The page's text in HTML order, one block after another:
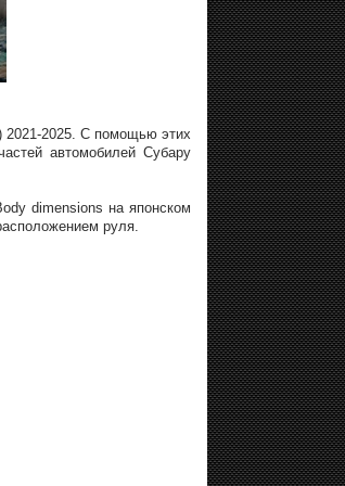
2021-2025. С помощью этих
автомобилей Субару
dimensions на японском
руля.